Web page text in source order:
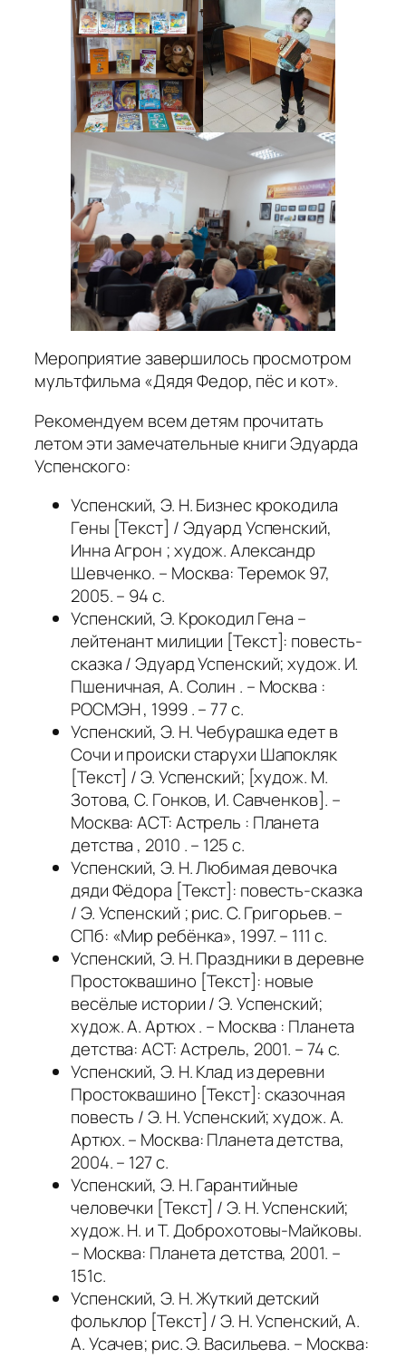
Мероприятие завершилось просмотром
мультфильма «Дядя Федор, пёс и кот».
Рекомендуем всем детям прочитать
летом эти замечательные книги Эдуарда
Успенского:
Успенский, Э. Н. Бизнес крокодила
Гены [Текст] / Эдуард Успенский,
Инна Агрон ; худож. Александр
Шевченко. – Москва: Теремок 97,
2005. – 94 с.
Успенский, Э. Крокодил Гена –
лейтенант милиции [Текст]: повесть-
сказка / Эдуард Успенский; худож. И.
Пшеничная, А. Солин . – Москва :
РОСМЭН , 1999 . – 77 с.
Успенский, Э. Н. Чебурашка едет в
Сочи и происки старухи Шапокляк
[Текст] / Э. Успенский; [худож. М.
Зотова, С. Гонков, И. Савченков]. –
Москва: АСТ: Астрель : Планета
детства , 2010 . – 125 с.
Успенский, Э. Н. Любимая девочка
дяди Фёдора [Текст]: повесть-сказка
/ Э. Успенский ; рис. С. Григорьев. –
СПб: «Мир ребёнка», 1997. – 111 с.
Успенский, Э. Н. Праздники в деревне
Простоквашино [Текст]: новые
весёлые истории / Э. Успенский;
худож. А. Артюх . – Москва : Планета
детства: АСТ: Астрель, 2001. – 74 с.
Успенский, Э. Н. Клад из деревни
Простоквашино [Текст]: сказочная
повесть / Э. Н. Успенский; худож. А.
Артюх. – Москва: Планета детства,
2004. – 127 c.
Успенский, Э. Н. Гарантийные
человечки [Текст] / Э. Н. Успенский;
худож. Н. и Т. Доброхотовы-Майковы.
– Москва: Планета детства, 2001. –
151с.
Успенский, Э. Н. Жуткий детский
фольклор [Текст] / Э. Н. Успенский, А.
А. Усачев; рис. Э. Васильева. – Москва: